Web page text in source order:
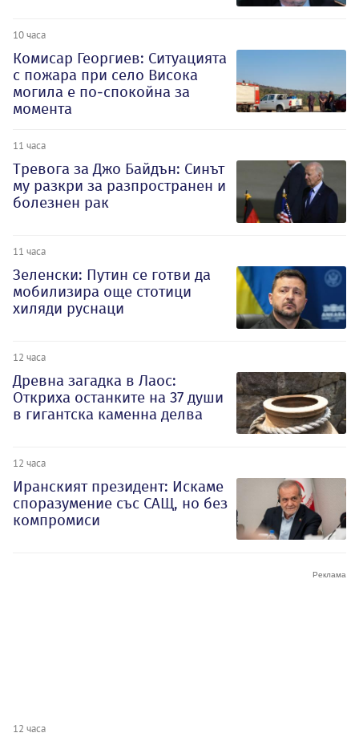
10 часа
Комисар Георгиев: Ситуацията
с пожара при село Висока
могила е по-спокойна за
момента
11 часа
Тревога за Джо Байдън: Синът
му разкри за разпространен и
болезнен рак
11 часа
Зеленски: Путин се готви да
мобилизира още стотици
хиляди руснаци
12 часа
Древна загадка в Лаос:
Откриха останките на 37 души
в гигантска каменна делва
12 часа
Иранският президент: Искаме
споразумение със САЩ, но без
компромиси
12 часа